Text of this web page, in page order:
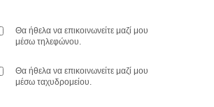
Θα ήθελα να επικοινωνείτε μαζί μου
μέσω τηλεφώνου.
Θα ήθελα να επικοινωνείτε μαζί μου
μέσω ταχυδρομείου.